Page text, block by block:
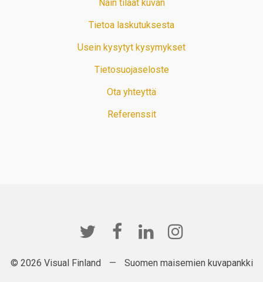
Näin tilaat kuvan
Tietoa laskutuksesta
Usein kysytyt kysymykset
Tietosuojaseloste
Ota yhteyttä
Referenssit
© 2026 Visual Finland — Suomen maisemien kuvapankki